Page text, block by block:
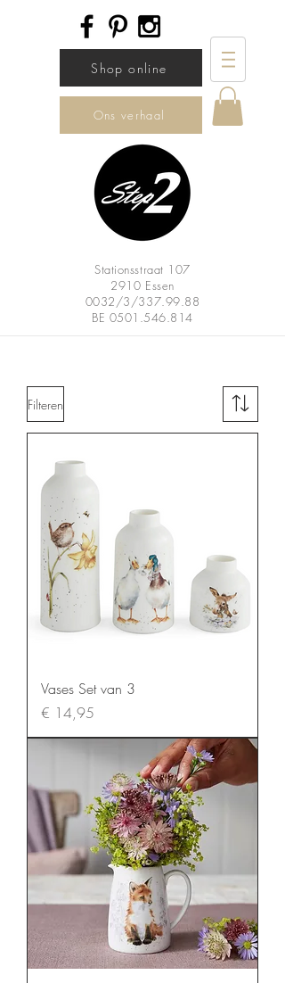
Shop online
Ons verhaal
Stationsstraat 107
2910 Essen
0032/3/337.99.88
BE 0501.546.814
Filteren
Vases Set van 3
Prijs
€ 14,95